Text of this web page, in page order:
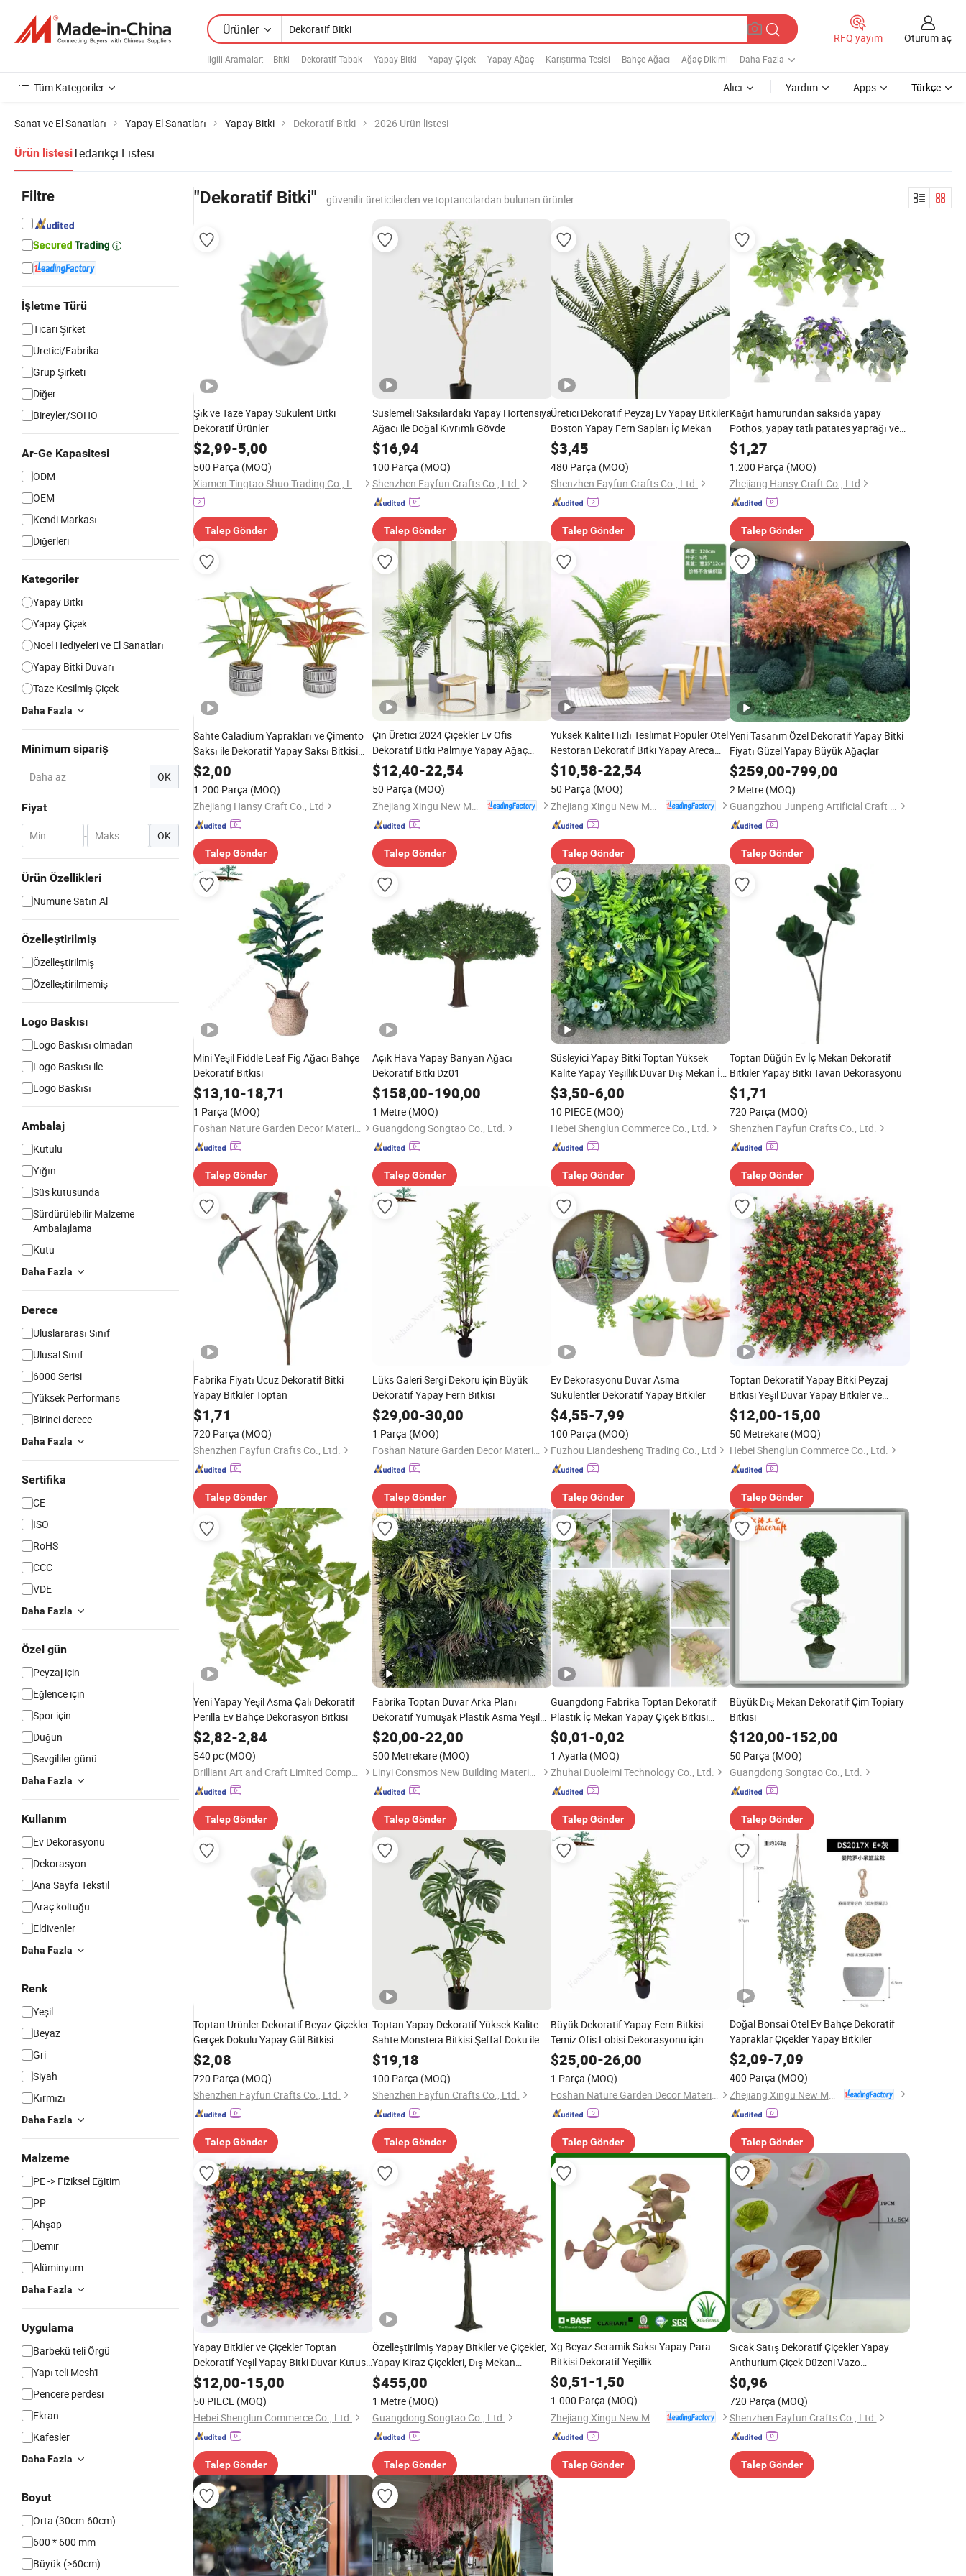
Ürünler
İlgili Aramalar: Bitki Dekoratif Tabak Yapay Bitki Yapay Çiçek Yapay Ağaç Karıştırma Tesisi Bahçe Ağacı Ağaç Dikimi Daha Fazla
RFQ yayım Oturum aç
Tüm Kategoriler Alıcı Yardım Apps Türkçe
Sanat ve El Sanatları Yapay El Sanatları Yapay Bitki Dekoratif Bitki 2026 Ürün listesi
Ürün listesiTedarikçi Listesi
Filtre
İşletme Türü
Ticari Şirket
Üretici/Fabrika
Grup Şirketi
Diğer
Bireyler/SOHO
Ar-Ge Kapasitesi
ODM
OEM
Kendi Markası
Diğerleri
Kategoriler
Yapay Bitki
Yapay Çiçek
Noel Hediyeleri ve El Sanatları
Yapay Bitki Duvarı
Taze Kesilmiş Çiçek
Daha Fazla
Minimum sipariş
OK
Fiyat
- OK
Ürün Özellikleri
Numune Satın Al
Özelleştirilmiş
Özelleştirilmiş
Özelleştirilmemiş
Logo Baskısı
Logo Baskısı olmadan
Logo Baskısı ile
Logo Baskısı
Ambalaj
Kutulu
Yığın
Süs kutusunda
Sürdürülebilir Malzeme
Ambalajlama
Kutu
Daha Fazla
Derece
Uluslararası Sınıf
Ulusal Sınıf
6000 Serisi
Yüksek Performans
Birinci derece
Daha Fazla
Sertifika
CE
ISO
RoHS
CCC
VDE
Daha Fazla
Özel gün
Peyzaj için
Eğlence için
Spor için
Düğün
Sevgililer günü
Daha Fazla
Kullanım
Ev Dekorasyonu
Dekorasyon
Ana Sayfa Tekstil
Araç koltuğu
Eldivenler
Daha Fazla
Renk
Yeşil
Beyaz
Gri
Siyah
Kırmızı
Daha Fazla
Malzeme
PE -> Fiziksel Eğitim
PP
Ahşap
Demir
Alüminyum
Daha Fazla
Uygulama
Barbekü teli Örgü
Yapı teli Mesh'i
Pencere perdesi
Ekran
Kafesler
Daha Fazla
Boyut
Orta (30cm-60cm)
600 * 600 mm
Büyük (>60cm)
"Dekoratif Bitki" güvenilir üreticilerden ve toptancılardan bulunan ürünler
Şık ve Taze Yapay Sukulent Bitki
Dekoratif Ürünler
$2,99-5,00
500 Parça (MOQ)
Xiamen Tingtao Shuo Trading Co., Ltd.
Talep Gönder
Süslemeli Saksılardaki Yapay Hortensiya
Ağacı ile Doğal Kıvrımlı Gövde
$16,94
100 Parça (MOQ)
Shenzhen Fayfun Crafts Co., Ltd.
Talep Gönder
Üretici Dekoratif Peyzaj Ev Yapay Bitkiler
Boston Yapay Fern Sapları İç Mekan
$3,45
480 Parça (MOQ)
Shenzhen Fayfun Crafts Co., Ltd.
Talep Gönder
Kağıt hamurundan saksıda yapay
Pothos, yapay tatlı patates yaprağı ve
sabah görkemi saksı bitkileri, dekoratif
sahte yeşillik saksıları
$1,27
1.200 Parça (MOQ)
Zhejiang Hansy Craft Co., Ltd
Talep Gönder
Sahte Caladium Yaprakları ve Çimento
Saksı ile Dekoratif Yapay Saksı Bitkisi
Yapay Bonsai
$2,00
1.200 Parça (MOQ)
Zhejiang Hansy Craft Co., Ltd
Talep Gönder
Çin Üretici 2024 Çiçekler Ev Ofis
Dekoratif Bitki Palmiye Yapay Ağaç
Simüle Edilmiş Yeşil Bitkiler
$12,40-22,54
50 Parça (MOQ)
Talep Gönder
Yüksek Kalite Hızlı Teslimat Popüler Otel
Restoran Dekoratif Bitki Yapay Areca
Palmiyeleri Sahte Yeşil Bitki
$10,58-22,54
50 Parça (MOQ)
Talep Gönder
Yeni Tasarım Özel Dekoratif Yapay Bitki
Fiyatı Güzel Yapay Büyük Ağaçlar
$259,00-799,00
2 Metre (MOQ)
Guangzhou Junpeng Artificial Craft Company Limited
Talep Gönder
Mini Yeşil Fiddle Leaf Fig Ağacı Bahçe
Dekoratif Bitkisi
$13,10-18,71
1 Parça (MOQ)
Foshan Nature Garden Decor Materials Co., Ltd.
Talep Gönder
Açık Hava Yapay Banyan Ağacı
Dekoratif Bitki Dz01
$158,00-190,00
1 Metre (MOQ)
Guangdong Songtao Co., Ltd.
Talep Gönder
Süsleyici Yapay Bitki Toptan Yüksek
Kalite Yapay Yeşillik Duvar Dış Mekan İç
Mekan Dekorasyonu
$3,50-6,00
10 PIECE (MOQ)
Hebei Shenglun Commerce Co., Ltd.
Talep Gönder
Toptan Düğün Ev İç Mekan Dekoratif
Bitkiler Yapay Bitki Tavan Dekorasyonu
$1,71
720 Parça (MOQ)
Shenzhen Fayfun Crafts Co., Ltd.
Talep Gönder
Fabrika Fiyatı Ucuz Dekoratif Bitki
Yapay Bitkiler Toptan
$1,71
720 Parça (MOQ)
Shenzhen Fayfun Crafts Co., Ltd.
Talep Gönder
Lüks Galeri Sergi Dekoru için Büyük
Dekoratif Yapay Fern Bitkisi
$29,00-30,00
1 Parça (MOQ)
Foshan Nature Garden Decor Materials Co., Ltd.
Talep Gönder
Ev Dekorasyonu Duvar Asma
Sukulentler Dekoratif Yapay Bitkiler
$4,55-7,99
100 Parça (MOQ)
Fuzhou Liandesheng Trading Co., Ltd
Talep Gönder
Toptan Dekoratif Yapay Bitki Peyzaj
Bitkisi Yeşil Duvar Yapay Bitkiler ve
Yeşillikler
$12,00-15,00
50 Metrekare (MOQ)
Hebei Shenglun Commerce Co., Ltd.
Talep Gönder
Yeni Yapay Yeşil Asma Çalı Dekoratif
Perilla Ev Bahçe Dekorasyon Bitkisi
$2,82-2,84
540 pc (MOQ)
Brilliant Art and Craft Limited Company
Talep Gönder
Fabrika Toptan Duvar Arka Planı
Dekoratif Yumuşak Plastik Asma Yeşil
Duvar Yapay Çim Bitkisi
$20,00-22,00
500 Metrekare (MOQ)
Linyi Consmos New Building Materials Co., Ltd.
Talep Gönder
Guangdong Fabrika Toptan Dekoratif
Plastik İç Mekan Yapay Çiçek Bitkisi
Düğün Ev Dekorasyonu
$0,01-0,02
1 Ayarla (MOQ)
Zhuhai Duoleimi Technology Co., Ltd.
Talep Gönder
Büyük Dış Mekan Dekoratif Çim Topiary
Bitkisi
$120,00-152,00
50 Parça (MOQ)
Guangdong Songtao Co., Ltd.
Talep Gönder
Toptan Ürünler Dekoratif Beyaz Çiçekler
Gerçek Dokulu Yapay Gül Bitkisi
$2,08
720 Parça (MOQ)
Shenzhen Fayfun Crafts Co., Ltd.
Talep Gönder
Toptan Yapay Dekoratif Yüksek Kalite
Sahte Monstera Bitkisi Şeffaf Doku ile
$19,18
100 Parça (MOQ)
Shenzhen Fayfun Crafts Co., Ltd.
Talep Gönder
Büyük Dekoratif Yapay Fern Bitkisi
Temiz Ofis Lobisi Dekorasyonu için
$25,00-26,00
1 Parça (MOQ)
Foshan Nature Garden Decor Materials Co., Ltd.
Talep Gönder
Doğal Bonsai Otel Ev Bahçe Dekoratif
Yapraklar Çiçekler Yapay Bitkiler
$2,09-7,09
400 Parça (MOQ)
Talep Gönder
Yapay Bitkiler ve Çiçekler Toptan
Dekoratif Yeşil Yapay Bitki Duvar Kutusu
Çit için Yeşil Dış Mekan Duvar
$12,00-15,00
50 PIECE (MOQ)
Hebei Shenglun Commerce Co., Ltd.
Talep Gönder
Özelleştirilmiş Yapay Bitkiler ve Çiçekler,
Yapay Kiraz Çiçekleri, Dış Mekan
Dekoratif Ağaçlar
$455,00
1 Metre (MOQ)
Guangdong Songtao Co., Ltd.
Talep Gönder
Xg Beyaz Seramik Saksı Yapay Para
Bitkisi Dekoratif Yeşillik
$0,51-1,50
1.000 Parça (MOQ)
Talep Gönder
Sıcak Satış Dekoratif Çiçekler Yapay
Anthurium Çiçek Düzeni Vazo
Dekorasyonu Yapay Anthurium Bitkileri
$0,96
720 Parça (MOQ)
Shenzhen Fayfun Crafts Co., Ltd.
Talep Gönder